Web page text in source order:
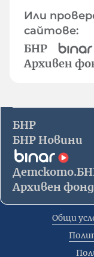
Или
сайтове:
БНР
Архивен
БНР
БНР Новини
Архивен
Общи